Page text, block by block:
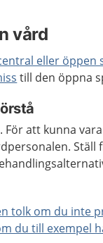
vård
eller
till den öppna
För att kunna
Ställ
tolk om du inte
du till exempel